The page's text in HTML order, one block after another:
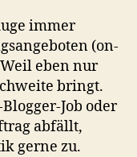
immer
(on-
eben nur
bringt.
Job oder
abfällt,
gerne zu.